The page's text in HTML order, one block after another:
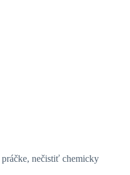
nečistiť chemicky